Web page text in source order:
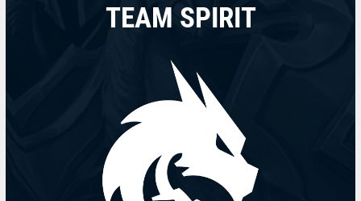
TEAM SPIRIT